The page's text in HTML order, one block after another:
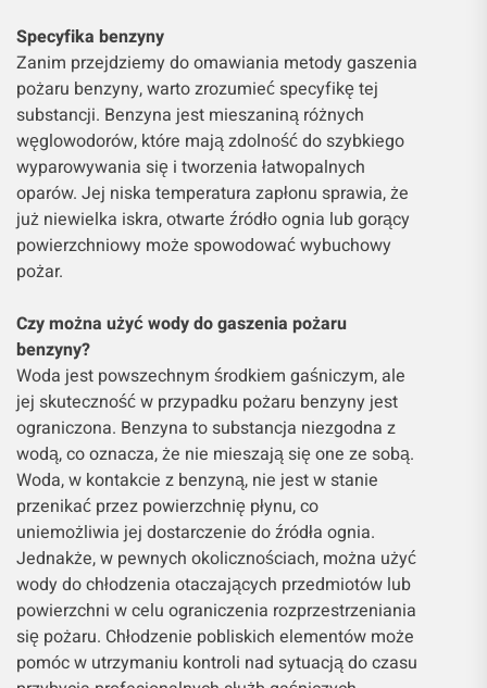
Specyfika benzyny
Zanim przejdziemy do omawiania metody gaszenia
pożaru benzyny, warto zrozumieć specyfikę tej
substancji. Benzyna jest mieszaniną różnych
węglowodorów, które mają zdolność do szybkiego
wyparowywania się i tworzenia łatwopalnych
oparów. Jej niska temperatura zapłonu sprawia, że
już niewielka iskra, otwarte źródło ognia lub gorący
powierzchniowy może spowodować wybuchowy
pożar.
Czy można użyć wody do gaszenia pożaru
benzyny?
Woda jest powszechnym środkiem gaśniczym, ale
jej skuteczność w przypadku pożaru benzyny jest
ograniczona. Benzyna to substancja niezgodna z
wodą, co oznacza, że ​​nie mieszają się one ze sobą.
Woda, w kontakcie z benzyną, nie jest w stanie
przenikać przez powierzchnię płynu, co
uniemożliwia jej dostarczenie do źródła ognia.
Jednakże, w pewnych okolicznościach, można użyć
wody do chłodzenia otaczających przedmiotów lub
powierzchni w celu ograniczenia rozprzestrzeniania
się pożaru. Chłodzenie pobliskich elementów może
pomóc w utrzymaniu kontroli nad sytuacją do czasu